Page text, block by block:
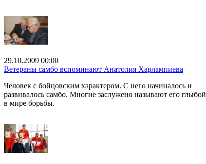
29.10.2009 00:00
Ветераны самбо вспоминают Анатолия Харлампиева
Человек с бойцовским характером. С него начиналось и
развивалось самбо. Многие заслужено называют его глыбой
в мире борьбы.